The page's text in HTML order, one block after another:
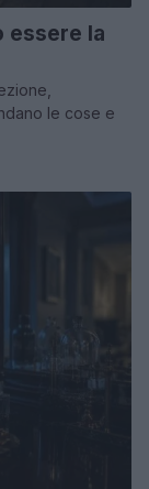
essere la
le cose e